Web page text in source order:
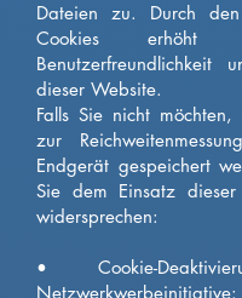
Dateien zu. Durch
Cookies
Benutzerfreundlichkeit
dieser Website.
Falls Sie nicht möchten,
zur
Endgerät gespeichert
Sie dem Einsatz
widersprechen:
• Cookie-
Netzwerkwerbeinitiative: